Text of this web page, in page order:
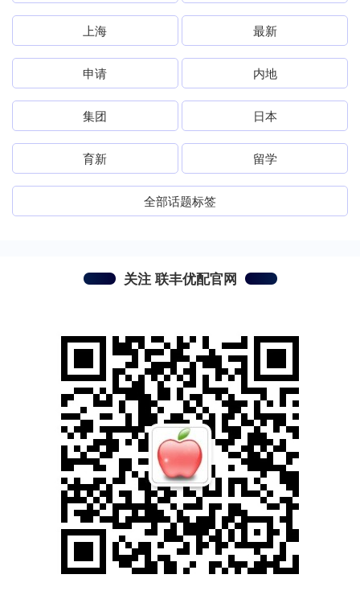
上海 最新
申请 内地
集团 日本
育新 留学
全部话题标签
关注 联丰优配官网